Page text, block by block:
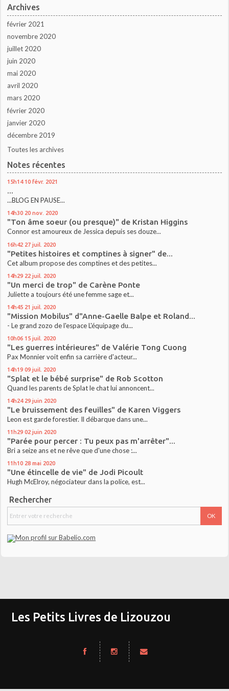
Archives
février 2021
novembre 2020
juillet 2020
juin 2020
mai 2020
avril 2020
mars 2020
février 2020
janvier 2020
décembre 2019
Toutes les archives
Notes récentes
15h14 10 févr. 2021
...
...BLOG EN PAUSE...
14h30 20 nov. 2020
"Ton âme soeur (ou presque)" de Kristan Higgins
Connor est amoureux de Jessica depuis ses douze...
16h42 27 juil. 2020
"Petites histoires et comptines à signer" de...
Cet album propose des comptines et des petites...
14h29 22 juil. 2020
"Un merci de trop" de Carène Ponte
Juliette a toujours été une femme sage et...
14h45 21 juil. 2020
"Mission Mobilus" d"Anne-Gaelle Balpe et Roland...
- Le grand zozo de l'espace L'équipage du...
10h06 15 juil. 2020
"Les guerres intérieures" de Valérie Tong Cuong
Pax Monnier voit enfin sa carrière d'acteur...
14h19 09 juil. 2020
"Splat et le bébé surprise" de Rob Scotton
Quand les parents de Splat le chat lui annoncent...
14h24 29 juin 2020
"Le bruissement des feuilles" de Karen Viggers
Leon est garde forestier. Il débarque dans une...
11h29 02 juin 2020
"Parée pour percer : Tu peux pas m'arrêter"...
Bri a seize ans et ne rêve que d'une chose :...
11h10 28 mai 2020
"Une étincelle de vie" de Jodi Picoult
Hugh McElroy, négociateur dans la police, est...
Rechercher
Les Petits Livres de Lizouzou